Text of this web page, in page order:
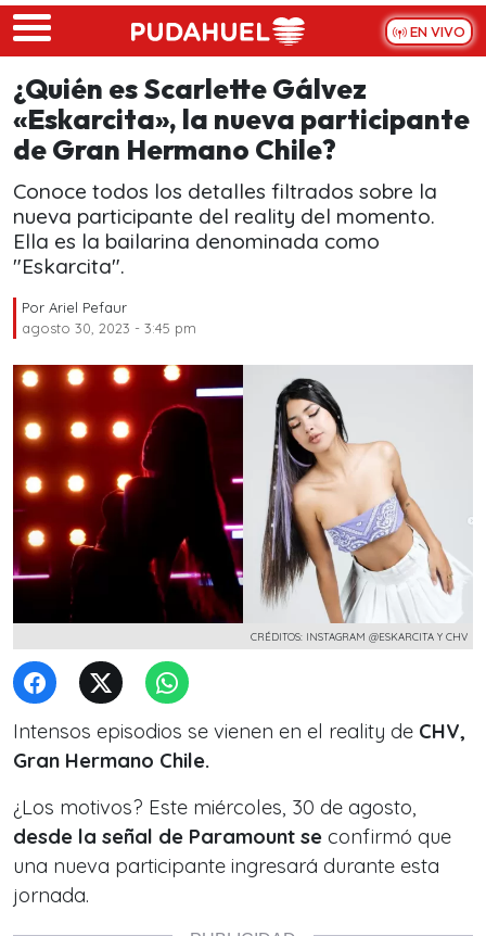
Skip to main content
EN VIVO
¿Quién es Scarlette Gálvez
«Eskarcita», la nueva participante
de Gran Hermano Chile?
Conoce todos los detalles filtrados sobre la
nueva participante del reality del momento.
Ella es la bailarina denominada como
"Eskarcita".
Por Ariel Pefaur
agosto 30, 2023 - 3:45 pm
CRÉDITOS: INSTAGRAM @ESKARCITA Y CHV
Intensos episodios se vienen en el reality de CHV,
Gran Hermano Chile.
¿Los motivos? Este miércoles, 30 de agosto,
desde la señal de Paramount se confirmó que
una nueva participante ingresará durante esta
jornada.